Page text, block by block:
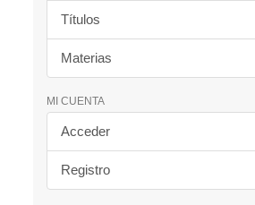
Títulos
Materias
MI CUENTA
Acceder
Registro